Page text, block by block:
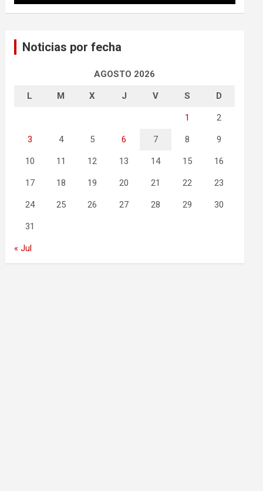
Noticias por fecha
AGOSTO 2026
L M X J V S D
1 2
3 4 5 6 7 8 9
10 11 12 13 14 15 16
17 18 19 20 21 22 23
24 25 26 27 28 29 30
31
« Jul